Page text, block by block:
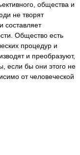
общества и
не творят
составляет
Общество есть
процедур и
и преобразуют,
если бы они этого не
от человеческой